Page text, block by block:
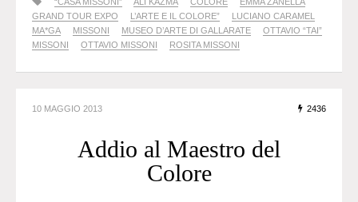
GRAND TOUR EXPO
L’ARTE E IL COLORE”
LUCIANO CARAMEL
MA*GA
MISSONI MUSEO D’ARTE DI GALLARATE
OTTAVIO “TAI”
MISSONI
OTTAVIO MISSONI ROSITA MISSONI
10 MAGGIO 2013 2436
Addio al Maestro del
Colore